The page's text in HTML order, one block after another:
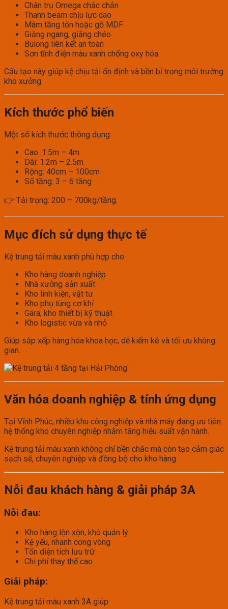
Chân trụ Omega chắc chắn
Thanh beam chịu lực cao
Mâm tầng tôn hoặc gỗ MDF
Giằng ngang, giằng chéo
Bulong liên kết an toàn
Sơn tĩnh điện màu xanh chống oxy hóa
Cấu tạo này giúp kệ chịu tải ổn định và bền bỉ trong môi trường
kho xưởng.
Kích thước phổ biến
Một số kích thước thông dụng:
Cao: 1.5m – 4m
Dài: 1.2m – 2.5m
Rộng: 40cm – 100cm
Số tầng: 3 – 6 tầng
👉 Tải trọng: 200 – 700kg/tầng.
Mục đích sử dụng thực tế
Kệ trung tải màu xanh phù hợp cho:
Kho hàng doanh nghiệp
Nhà xưởng sản xuất
Kho linh kiện, vật tư
Kho phụ tùng cơ khí
Gara, kho thiết bị kỹ thuật
Kho logistic vừa và nhỏ
Giúp sắp xếp hàng hóa khoa học, dễ kiểm kê và tối ưu không
gian.
Văn hóa doanh nghiệp & tính ứng dụng
Tại Vĩnh Phúc, nhiều khu công nghiệp và nhà máy đang ưu tiên
hệ thống kho chuyên nghiệp nhằm tăng hiệu suất vận hành.
Kệ trung tải màu xanh không chỉ bền chắc mà còn tạo cảm giác
sạch sẽ, chuyên nghiệp và đồng bộ cho kho hàng.
Nỗi đau khách hàng & giải pháp 3A
Nỗi đau:
Kho hàng lộn xộn, khó quản lý
Kệ yếu, nhanh cong võng
Tốn diện tích lưu trữ
Chi phí thay thế cao
Giải pháp:
Kệ trung tải màu xanh 3A giúp: